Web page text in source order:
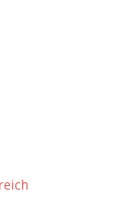
Bamberg -